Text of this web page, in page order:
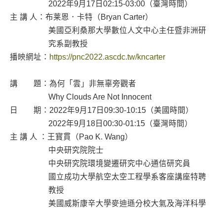
2022年9月17日02:15-03:00（臺灣時間）
主 講 人：布莱恩．卡特（Bryan Carter）
美國亞利桑那大學數位人文中心主任暨非洲研
究系副教授
播映網址： https://pnc2022.ascdc.tw/kncarter
講 題：為何「雲」非無辜旁觀者
Why Clouds Are Not Innocent
日 期：2022年9月17日09:30-10:15（美國時間）
2022年9月18日00:30-01:15（臺灣時間）
主 講 人 ：王寳貫（Pao K. Wang）
中央研究院院士
中央研究院環境變遷研究中心通信研究員
國立成功大學航空太空工程學系客座講座特聘
教授
美國威斯康辛大學麥迪遜分校大氣及海洋科學